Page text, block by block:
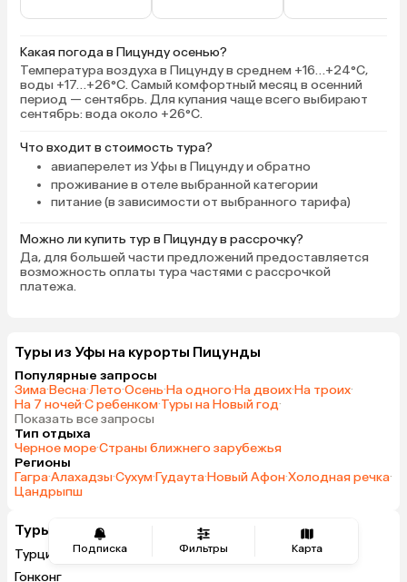
Подписка Фильтры Карта
Какая погода в Пицунду осенью?
Температура воздуха в Пицунду в среднем +16…+24°C,
воды +17…+26°C. Самый комфортный месяц в осенний
период — сентябрь. Для купания чаще всего выбирают
сентябрь: вода около +26°C.
Что входит в стоимость тура?
авиаперелет из Уфы в Пицунду и обратно
проживание в отеле выбранной категории
питание (в зависимости от выбранного тарифа)
Можно ли купить тур в Пицунду в рассрочку?
Да, для большей части предложений предоставляется
возможность оплаты тура частями с рассрочкой
платежа.
Туры из Уфы на курорты Пицунды
Популярные запросы
Зима·Весна·Лето·Осень·На одного·На двоих·На троих·
На 7 ночей·С ребенком·Туры на Новый год·
Показать все запросы
Тип отдыха
Черное море·Страны ближнего зарубежья
Регионы
Гагра·Алахадзы·Сухум·Гудаута·Новый Афон·Холодная речка·
Цандрыпш
Туры из Уфы в другие страны
Турция
Таиланд
Гонконг